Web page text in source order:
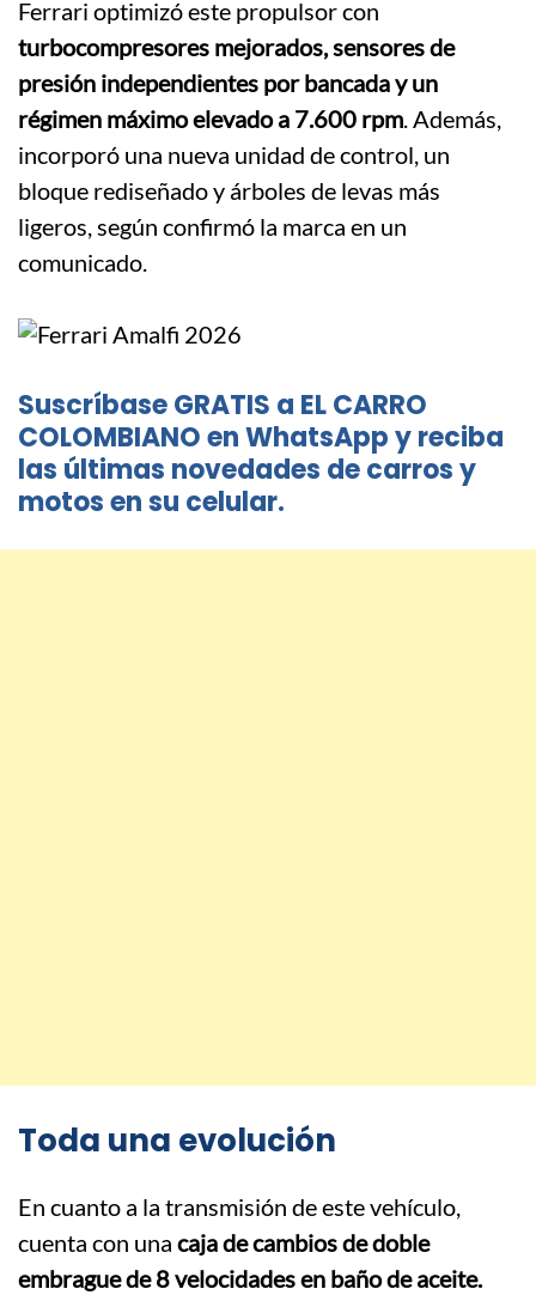
Ferrari optimizó este propulsor con
turbocompresores mejorados, sensores de
presión independientes por bancada y un
régimen máximo elevado a 7.600 rpm. Además,
incorporó una nueva unidad de control, un
bloque rediseñado y árboles de levas más
ligeros, según confirmó la marca en un
comunicado.
Suscríbase GRATIS a EL CARRO
COLOMBIANO en WhatsApp y reciba
las últimas novedades de carros y
motos en su celular.
Toda una evolución
En cuanto a la transmisión de este vehículo,
cuenta con una caja de cambios de doble
embrague de 8 velocidades en baño de aceite.